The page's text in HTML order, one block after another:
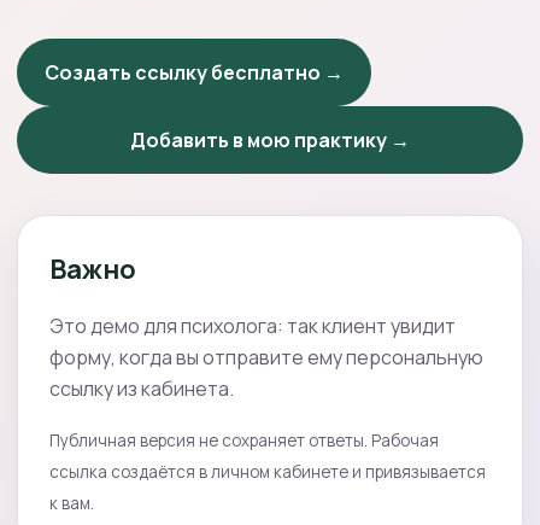
Создать ссылку бесплатно →
Добавить в мою практику →
Важно
Это демо для психолога: так клиент увидит
форму, когда вы отправите ему персональную
ссылку из кабинета.
Публичная версия не сохраняет ответы. Рабочая
ссылка создаётся в личном кабинете и привязывается
к вам.